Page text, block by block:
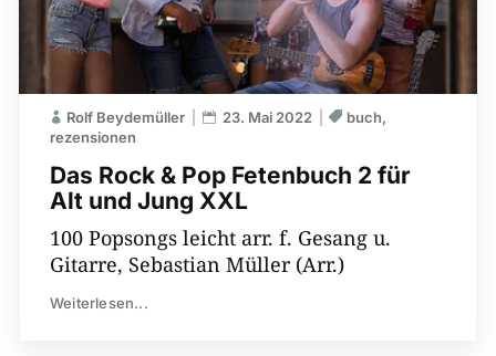
Das Rock & Pop Fetenbuch 2 für
Alt und Jung XXL
Rolf Beydemüller 23. Mai 2022
buch
rezensionen
100 Popsongs leicht arr. f. Gesang u.
Gitarre, Sebastian Müller (Arr.)
Weiterlesen...